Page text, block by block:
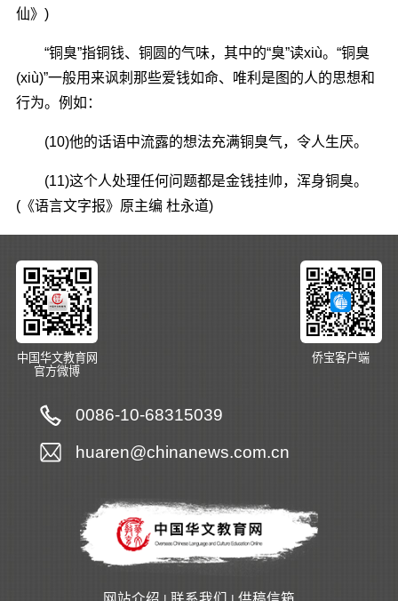
仙》)
“铜臭”指铜钱、铜圆的气味，其中的“臭”读xiù。“铜臭
(xiù)”一般用来讽刺那些爱钱如命、唯利是图的人的思想和
行为。例如：
(10)他的话语中流露的想法充满铜臭气，令人生厌。
(11)这个人处理任何问题都是金钱挂帅，浑身铜臭。
(《语言文字报》原主编 杜永道)
中国华文教育网
官方微博
侨宝客户端
0086-10-68315039
huaren@chinanews.com.cn